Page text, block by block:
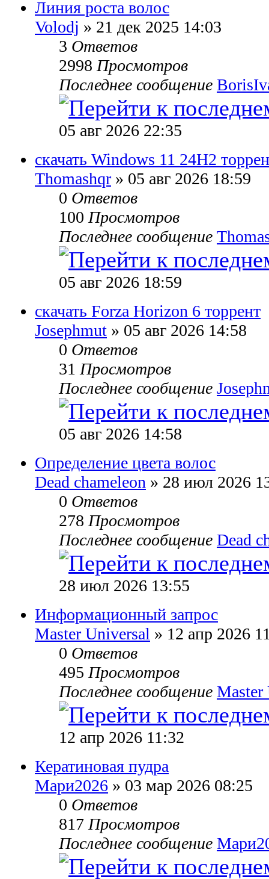
Линия роста волос
Volodj » 21 дек 2025 14:03
3 Ответов
2998Просмотров
Последнее сообщение
05 авг 2026 22:35
скачать Windows 11 24H2
Thomashqr » 05 авг 2026 18:59
0 Ответов
100Просмотров
Последнее сообщение
05 авг 2026 18:59
скачать Forza Horizon 6 торрент
Josephmut » 05 авг 2026 14:58
0 Ответов
31Просмотров
Последнее сообщение
05 авг 2026 14:58
Определение цвета волос
Dead chameleon » 28 июл 2026
0 Ответов
278Просмотров
Последнее сообщение Dead
28 июл 2026 13:55
Информационный запрос
Master Universal » 12 апр 2026
0 Ответов
495Просмотров
Последнее сообщение Master
12 апр 2026 11:32
Кератиновая пудра
Мари2026 » 03 мар 2026 08:25
0 Ответов
817Просмотров
Последнее сообщение